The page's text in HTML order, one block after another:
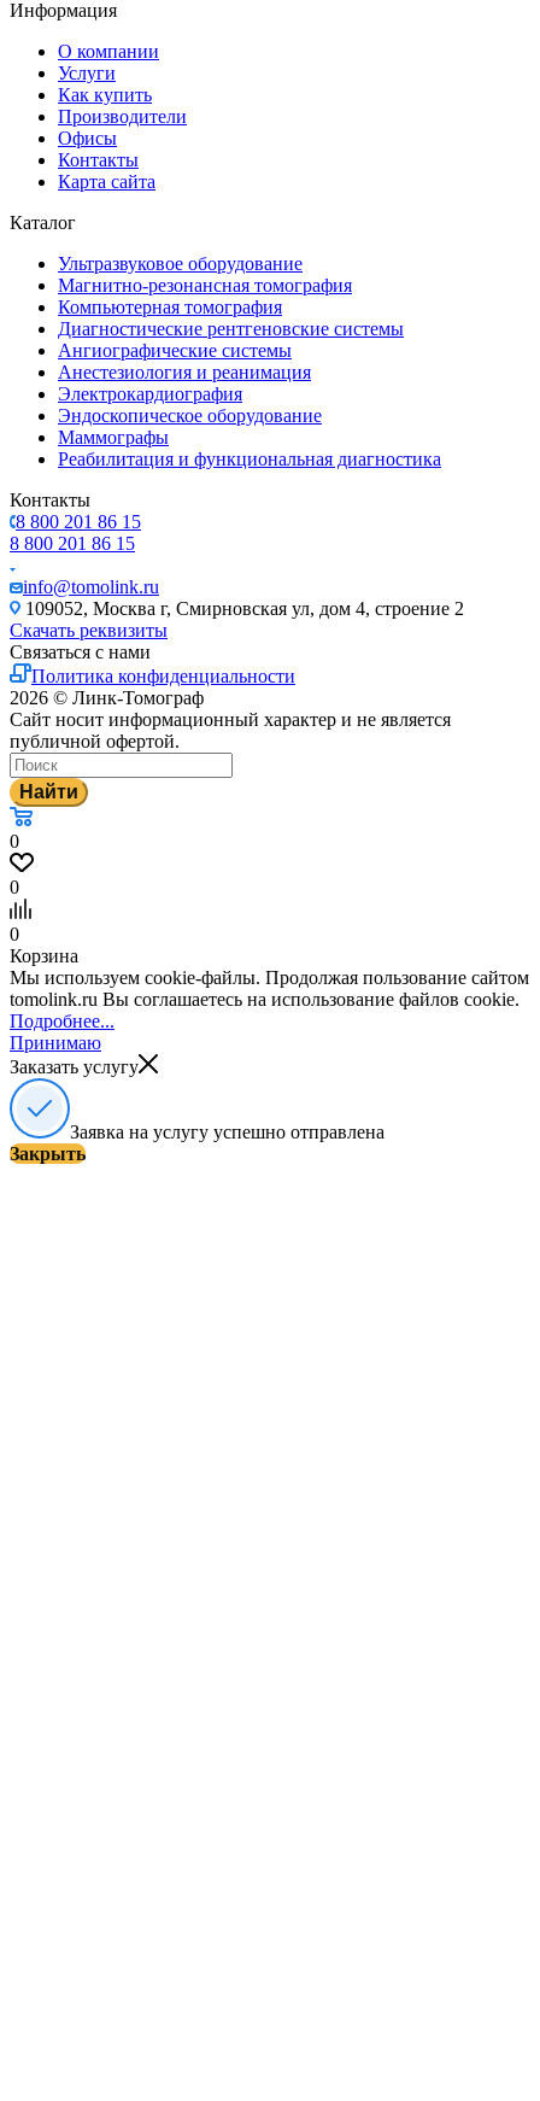
Информация
О компании
Услуги
Как купить
Производители
Офисы
Контакты
Карта сайта
Каталог
Ультразвуковое оборудование
Магнитно-резонансная томография
Компьютерная томография
Диагностические рентгеновские системы
Ангиографические системы
Анестезиология и реанимация
Электрокардиография
Эндоскопическое оборудование
Маммографы
Реабилитация и функциональная диагностика
Контакты
8 800 201 86 15
8 800 201 86 15
info@tomolink.ru
109052, Москва г, Смирновская ул, дом 4, строение 2
Скачать реквизиты
Связаться с нами
Политика конфиденциальности
2026 © Линк-Томограф
Сайт носит информационный характер и не является
публичной офертой.
Найти
0
0
0
Корзина
Мы используем cookie-файлы. Продолжая пользование сайтом
tomolink.ru Вы соглашаетесь на использование файлов cookie.
Подробнее...
Принимаю
Заказать услугу
Заявка на услугу успешно отправлена
Закрыть